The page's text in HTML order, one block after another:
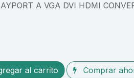
A VGA DVI HDMI
al carrito Comprar